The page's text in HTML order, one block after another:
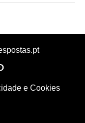
e Cookies